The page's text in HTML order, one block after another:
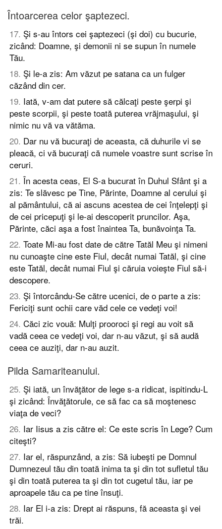
Întoarcerea celor şaptezeci.
17. Şi s-au întors cei şaptezeci (şi doi) cu bucurie,
zicând: Doamne, şi demonii ni se supun în numele
Tău.
18. Şi le-a zis: Am văzut pe satana ca un fulger
căzând din cer.
19. Iată, v-am dat putere să călcaţi peste şerpi şi
peste scorpii, şi peste toată puterea vrăjmaşului, şi
nimic nu vă va vătăma.
20. Dar nu vă bucuraţi de aceasta, că duhurile vi se
pleacă, ci vă bucuraţi că numele voastre sunt scrise în
ceruri.
21. În acesta ceas, El S-a bucurat în Duhul Sfânt şi a
zis: Te slăvesc pe Tine, Părinte, Doamne al cerului şi
al pământului, că ai ascuns acestea de cei înţelepţi şi
de cei pricepuţi şi le-ai descoperit pruncilor. Aşa,
Părinte, căci aşa a fost înaintea Ta, bunăvoinţa Ta.
22. Toate Mi-au fost date de către Tatăl Meu şi nimeni
nu cunoaşte cine este Fiul, decât numai Tatăl, şi cine
este Tatăl, decât numai Fiul şi căruia voieşte Fiul să-i
descopere.
23. Şi întorcându-Se către ucenici, de o parte a zis:
Fericiţi sunt ochii care văd cele ce vedeţi voi!
24. Căci zic vouă: Mulţi prooroci şi regi au voit să
vadă ceea ce vedeţi voi, dar n-au văzut, şi să audă
ceea ce auziţi, dar n-au auzit.
Pilda Samariteanului.
25. Şi iată, un învăţător de lege s-a ridicat, ispitindu-L
şi zicând: Învăţătorule, ce să fac ca să moştenesc
viaţa de veci?
26. Iar Iisus a zis către el: Ce este scris în Lege? Cum
citeşti?
27. Iar el, răspunzând, a zis: Să iubeşti pe Domnul
Dumnezeul tău din toată inima ta şi din tot sufletul tău
şi din toată puterea ta şi din tot cugetul tău, iar pe
aproapele tău ca pe tine însuţi.
28. Iar El i-a zis: Drept ai răspuns, fă aceasta şi vei
trăi.